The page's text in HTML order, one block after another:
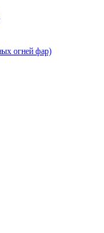
огней фар)